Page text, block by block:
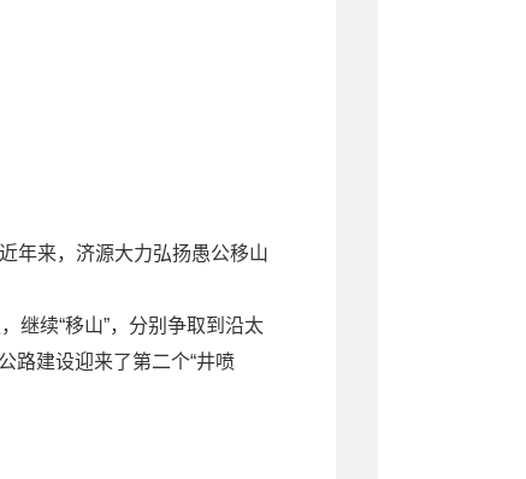
年来，济源大力弘扬愚公移山
继续“移山”，分别争取到沿太
路建设迎来了第二个“井喷